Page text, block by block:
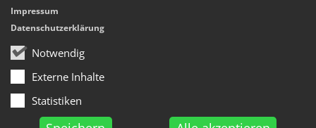
Notwendig
Externe Inhalte
Statistiken
Impressum
Datenschutzerklärung